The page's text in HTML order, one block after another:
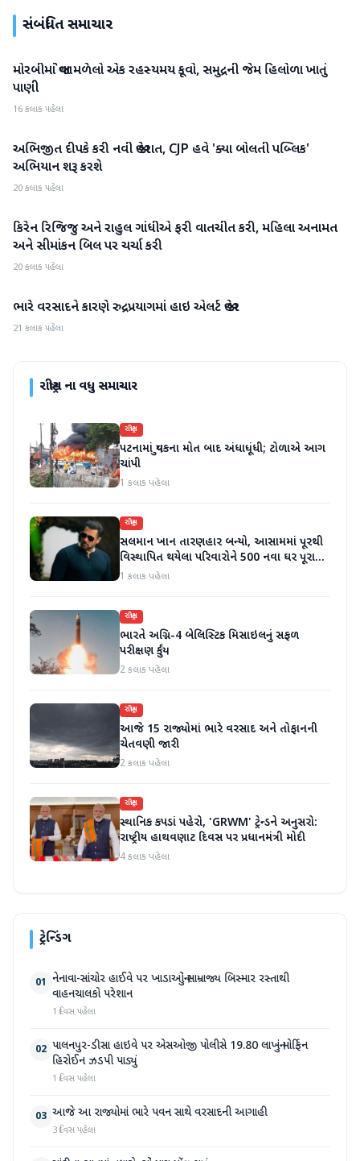
સંબંધિત સમાચાર
રાષ્ટ્રીય
મોરબીમાં જોવા મળેલો એક રહસ્યમય કૂવો, સમુદ્રની જેમ હિલોળા ખાતું
પાણી
16 કલાક પહેલા
રાષ્ટ્રીય
અભિજીત દીપકે કરી નવી જાહેરાત, CJP હવે 'ક્યા બોલતી પબ્લિક'
અભિયાન શરૂ કરશે
20 કલાક પહેલા
રાષ્ટ્રીય
કિરેન રિજિજુ અને રાહુલ ગાંધીએ ફરી વાતચીત કરી, મહિલા અનામત
અને સીમાંકન બિલ પર ચર્ચા કરી
20 કલાક પહેલા
રાષ્ટ્રીય
ભારે વરસાદને કારણે રુદ્રપ્રયાગમાં હાઇ એલર્ટ જાહેર
21 કલાક પહેલા
રાષ્ટ્રીયના વધુ સમાચાર
રાષ્ટ્રીય
પટનામાં યુવકના મોત બાદ અંધાધૂંધી; ટોળાએ આગ
ચાંપી
1 કલાક પહેલા
રાષ્ટ્રીય
સલમાન ખાન તારણહાર બન્યો, આસામમાં પૂરથી
વિસ્થાપિત થયેલા પરિવારોને 500 નવા ઘર પૂરા
પાડ્યા
1 કલાક પહેલા
રાષ્ટ્રીય
ભારતે અગ્નિ-4 બેલિસ્ટિક મિસાઇલનું સફળ
પરીક્ષણ કર્યું
2 કલાક પહેલા
રાષ્ટ્રીય
આજે 15 રાજ્યોમાં ભારે વરસાદ અને તોફાનની
ચેતવણી જારી
2 કલાક પહેલા
રાષ્ટ્રીય
સ્થાનિક કપડાં પહેરો, 'GRWM' ટ્રેન્ડને અનુસરો:
રાષ્ટ્રીય હાથવણાટ દિવસ પર પ્રધાનમંત્રી મોદી
4 કલાક પહેલા
ટ્રેન્ડિંગ
01 નેનાવા-સાંચોર હાઈવે પર ખાડાઓનું સામ્રાજ્ય બિસ્માર રસ્તાથી
વાહનચાલકો પરેશાન
1 દિવસ પહેલા
02 પાલનપુર-ડીસા હાઇવે પર એસઓજી પોલીસે 19.80 લાખનું મોર્ફિન
હિરોઈન ઝડપી પાડ્યું
1 દિવસ પહેલા
03 આજે આ રાજ્યોમાં ભારે પવન સાથે વરસાદની આગાહી
3 દિવસ પહેલા